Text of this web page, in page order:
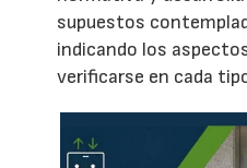
supuestos
indicando los
verificarse en cada